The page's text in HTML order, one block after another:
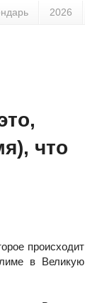
2026
что
происходит
в Великую